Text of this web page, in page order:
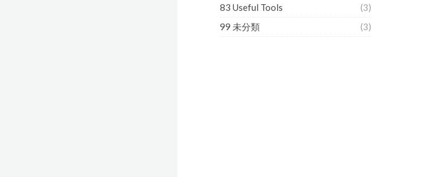
83 Useful Tools
(3)
99 未分類
(3)